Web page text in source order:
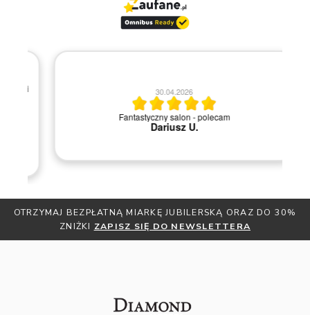
30.04.2026
Fantastyczny salon - polecam
Dariusz U.
OTRZYMAJ BEZPŁATNĄ MIARKĘ JUBILERSKĄ ORAZ DO 30%
ZNIŻKI ZAPISZ SIĘ DO NEWSLETTERA